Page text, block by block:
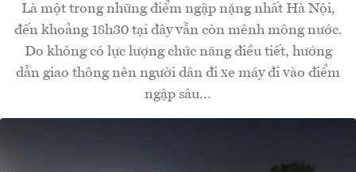
Là một trong những điểm ngập nặng nhất Hà Nội,
đến khoảng 18h30 tại đây vẫn còn mênh mông nước.
Do không có lực lượng chức năng điều tiết, hướng
dẫn giao thông nên người dân đi xe máy đi vào điểm
ngập sâu...